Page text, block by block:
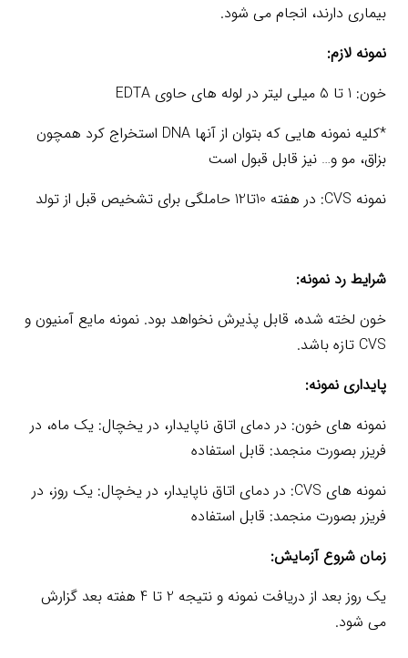
بیماری دارند، انجام می شود.
نمونه لازم:
خون: 1 تا 5 میلی لیتر در لوله های حاوی EDTA
*کلیه نمونه هایی که بتوان از آنها DNA استخراج کرد همچون
بزاق، مو و… نیز قابل قبول است
نمونه CVS: در هفته 10تا12 حاملگی برای تشخیص قبل از تولد
شرایط رد نمونه:
خون لخته شده، قابل پذیرش نخواهد بود. نمونه مایع آمنیون و
CVS تازه باشد.
پایداری نمونه:
نمونه های خون: در دمای اتاق ناپایدار، در یخچال: یک ماه، در
فریزر بصورت منجمد: قابل استفاده
نمونه های CVS: در دمای اتاق ناپایدار، در یخچال: یک روز، در
فریزر بصورت منجمد: قابل استفاده
زمان شروع آزمایش:
یک روز بعد از دریافت نمونه و نتیجه 2 تا 4 هفته بعد گزارش
می شود.